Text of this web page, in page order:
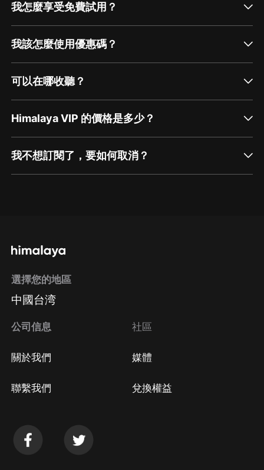
我怎麼享受免費試用？
我該怎麼使用優惠碼？
可以在哪收聽？
Himalaya VIP 的價格是多少？
我不想訂閱了，要如何取消？
方法 Google Play取消訂閱方法
選擇您的地區
中國台湾
公司信息
關於我們
聯繫我們
社區
媒體
兌換權益